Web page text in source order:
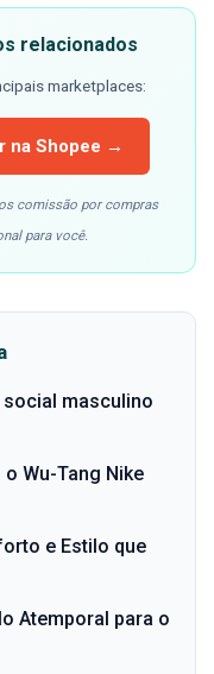
relacionados
marketplaces:
na Shopee →
comissão por compras
para você.
masculino
Wu-Tang Nike
e Estilo que
Atemporal para o